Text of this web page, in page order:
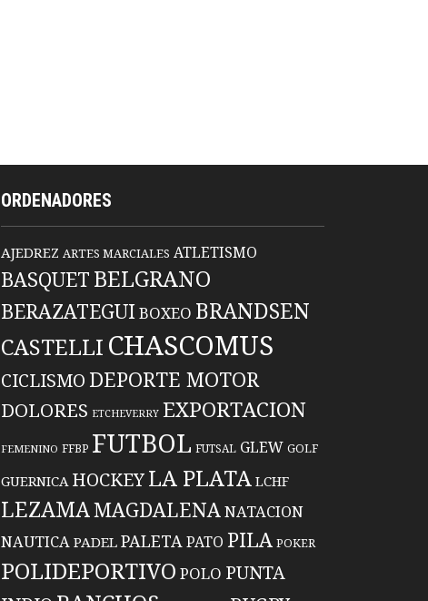
ORDENADORES
AJEDREZ ARTES MARCIALES ATLETISMO
BASQUET BELGRANO
BERAZATEGUIBOXEO BRANDSEN
CASTELLI CHASCOMUS
CICLISMO DEPORTE MOTOR
DOLORES ETCHEVERRY EXPORTACION
FEMENINO FFBP FUTBOL FUTSAL GLEW GOLF
GUERNICA HOCKEYLA PLATA LCHF
LEZAMAMAGDALENANATACION
NAUTICA PADEL PALETAPATO PILA POKER
POLIDEPORTIVO POLO PUNTA